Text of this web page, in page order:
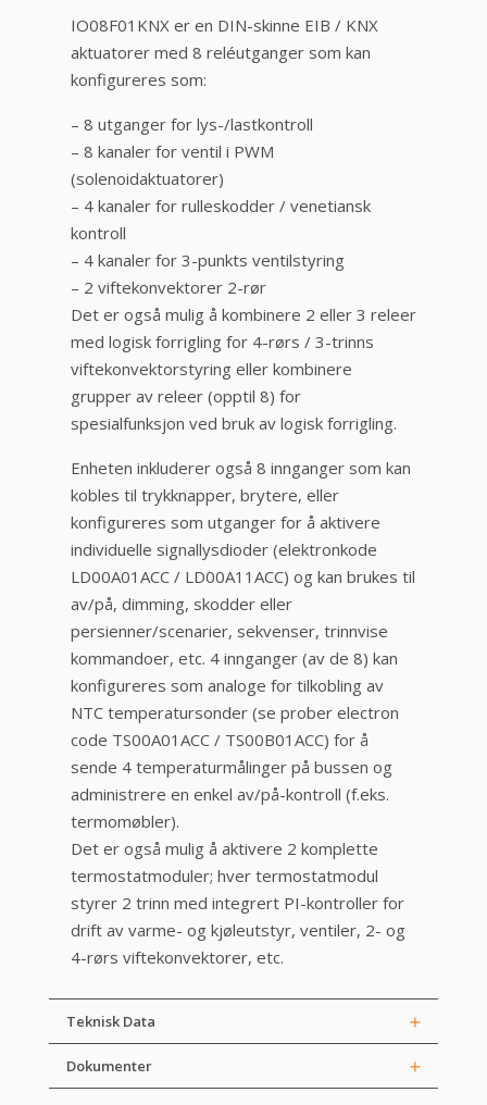
IO08F01KNX er en DIN-skinne EIB / KNX
aktuatorer med 8 reléutganger som kan
konfigureres som:
– 8 utganger for lys-/lastkontroll
– 8 kanaler for ventil i PWM
(solenoidaktuatorer)
– 4 kanaler for rulleskodder / venetiansk
kontroll
– 4 kanaler for 3-punkts ventilstyring
– 2 viftekonvektorer 2-rør
Det er også mulig å kombinere 2 eller 3 releer
med logisk forrigling for 4-rørs / 3-trinns
viftekonvektorstyring eller kombinere
grupper av releer (opptil 8) for
spesialfunksjon ved bruk av logisk forrigling.
Enheten inkluderer også 8 innganger som kan
kobles til trykknapper, brytere, eller
konfigureres som utganger for å aktivere
individuelle signallysdioder (elektronkode
LD00A01ACC / LD00A11ACC) og kan brukes til
av/på, dimming, skodder eller
persienner/scenarier, sekvenser, trinnvise
kommandoer, etc. 4 innganger (av de 8) kan
konfigureres som analoge for tilkobling av
NTC temperatursonder (se prober electron
code TS00A01ACC / TS00B01ACC) for å
sende 4 temperaturmålinger på bussen og
administrere en enkel av/på-kontroll (f.eks.
termomøbler).
Det er også mulig å aktivere 2 komplette
termostatmoduler; hver termostatmodul
styrer 2 trinn med integrert PI-kontroller for
drift av varme- og kjøleutstyr, ventiler, 2- og
4-rørs viftekonvektorer, etc.
Teknisk Data
Dokumenter